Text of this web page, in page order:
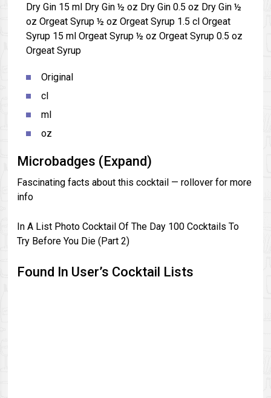
Dry Gin 15 ml Dry Gin ½ oz Dry Gin 0.5 oz Dry Gin ½
oz Orgeat Syrup ½ oz Orgeat Syrup 1.5 cl Orgeat
Syrup 15 ml Orgeat Syrup ½ oz Orgeat Syrup 0.5 oz
Orgeat Syrup
Original
cl
ml
oz
Microbadges (Expand)
Fascinating facts about this cocktail — rollover for more
info
In A List Photo Cocktail Of The Day 100 Cocktails To
Try Before You Die (Part 2)
Found In User’s Cocktail Lists